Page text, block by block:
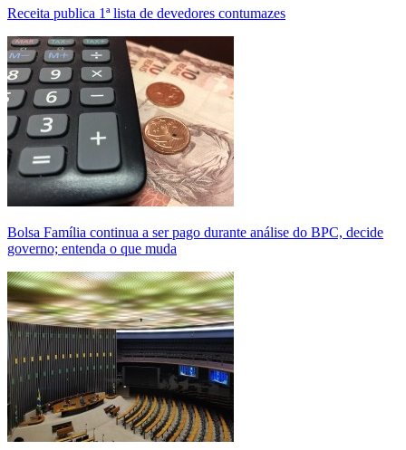
Receita publica 1ª lista de devedores contumazes
Bolsa Família continua a ser pago durante análise do BPC, decide
governo; entenda o que muda